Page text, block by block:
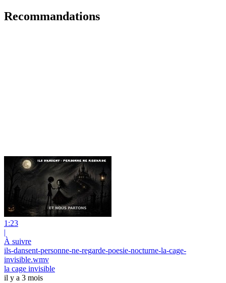
Recommandations
1:23
|
À suivre
ils-dansent-personne-ne-regarde-poesie-nocturne-la-cage-
invisible.wmv
la cage invisible
il y a 3 mois